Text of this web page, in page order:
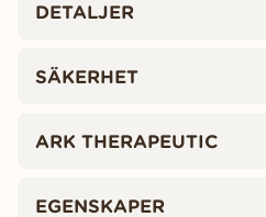
DETALJER
SÄKERHET
ARK THERAPEUTIC
EGENSKAPER